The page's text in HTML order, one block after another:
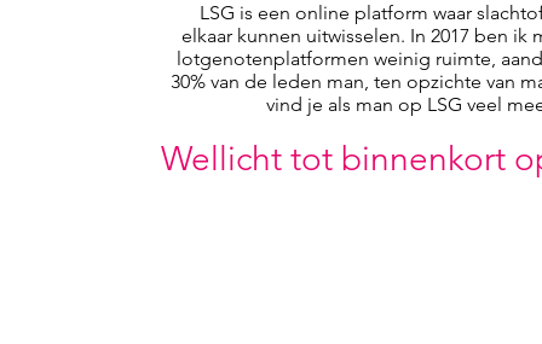
LSG is een online platform waar
elkaar kunnen uitwisselen. In 2017 ben ik
lotgenotenplatformen weinig ruimte,
30% van de leden man, ten opzichte van
vind je als man op LSG veel
Wellicht tot binnenkort